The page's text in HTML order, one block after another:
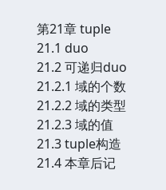
第21章 tuple
21.1 duo
21.2 可递归duo
21.2.1 域的个数
21.2.2 域的类型
21.2.3 域的值
21.3 tuple构造
21.4 本章后记